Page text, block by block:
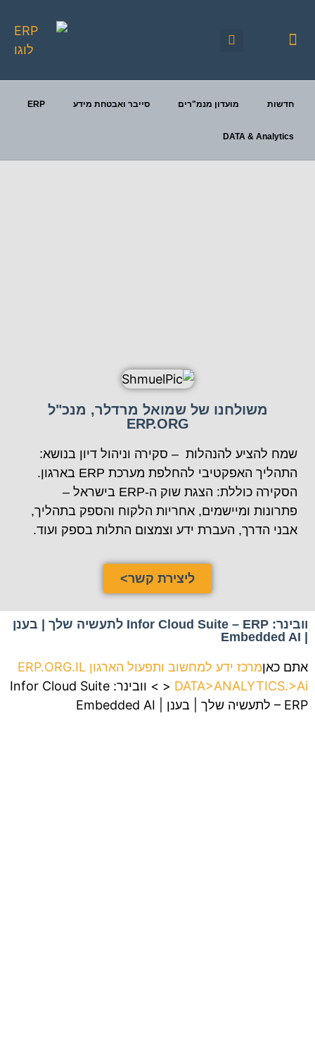
חדשות מועדון מנמ"רים סייבר ואבטחת מידע ERP
DATA & Analytics
משולחנו של שמואל מרדלר, מנכ"ל
ERP.ORG
שמח להציע להנהלות – סקירה וניהול דיון בנושא:
התהליך האפקטיבי להחלפת מערכת ERP בארגון.
הסקירה כוללת: הצגת שוק ה-ERP בישראל –
פתרונות ומיישמים, אחריות הלקוח והספק בתהליך,
אבני הדרך, העברת ידע וצמצום התלות בספק ועוד.
ליצירת קשר>
וובינר: Infor Cloud Suite – ERP לתעשיה שלך | בענן
| Embedded AI
אתם כאןמרכז ידע למחשוב ותפעול הארגון ERP.ORG.IL
> DATA>ANALYTICS.>Ai
>
וובינר: Infor Cloud Suite
– ERP לתעשיה שלך | בענן | Embedded AI